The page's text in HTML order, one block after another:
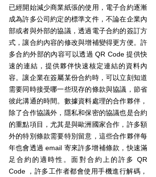
已經開始減少商業紙張的使用，電子合約逐漸
成為許多公司約定的標準文件，不論在企業內
部或者與外部的協議，透過電子合約的簽訂方
式，讓合約內容的修改與增補變得更方便。許
多合約外部的內容可以透過 QR Code 提供快
速的連結，提供夥伴快速核定連結的資料內
容。讓企業在簽屬某份合約時，可以立刻知道
需要同時接受哪一些現存的條款與協議，節省
彼此溝通的時間。數據資料處理的合作夥伴，
除了合作協議外，隱私和保密的協議也是合約
的重點項目，尤其是與歐洲國家合作，許多額
外的特別條款需要特別留意，這些合作夥伴每
年也會透過 email 寄來許多增補條款，快速滿
足合約的適時性。面對合約上的許多 QR
Code ，許多工作者都會使用手機進行解碼，